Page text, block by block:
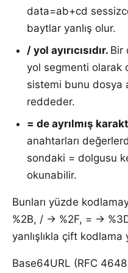
data=ab+cd
baytlar yanlış olur.
/ yol ayırıcısıdır. Bir
yol segmenti olarak
sistemi bunu dosya
reddeder.
= de ayrılmış
anahtarları
sondaki = dolgusu
okunabilir.
Bunları yüzde
%2B, / → %2F, = →
yanlışlıkla çift kodlama
Base64URL (RFC